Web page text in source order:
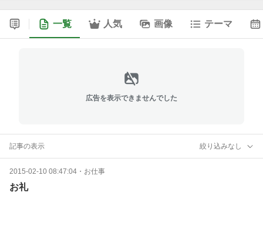
一覧 人気 画像 テーマ
広告を表示できませんでした
記事の表示 絞り込みなし
2015-02-10 08:47:04 ・ お仕事
お礼